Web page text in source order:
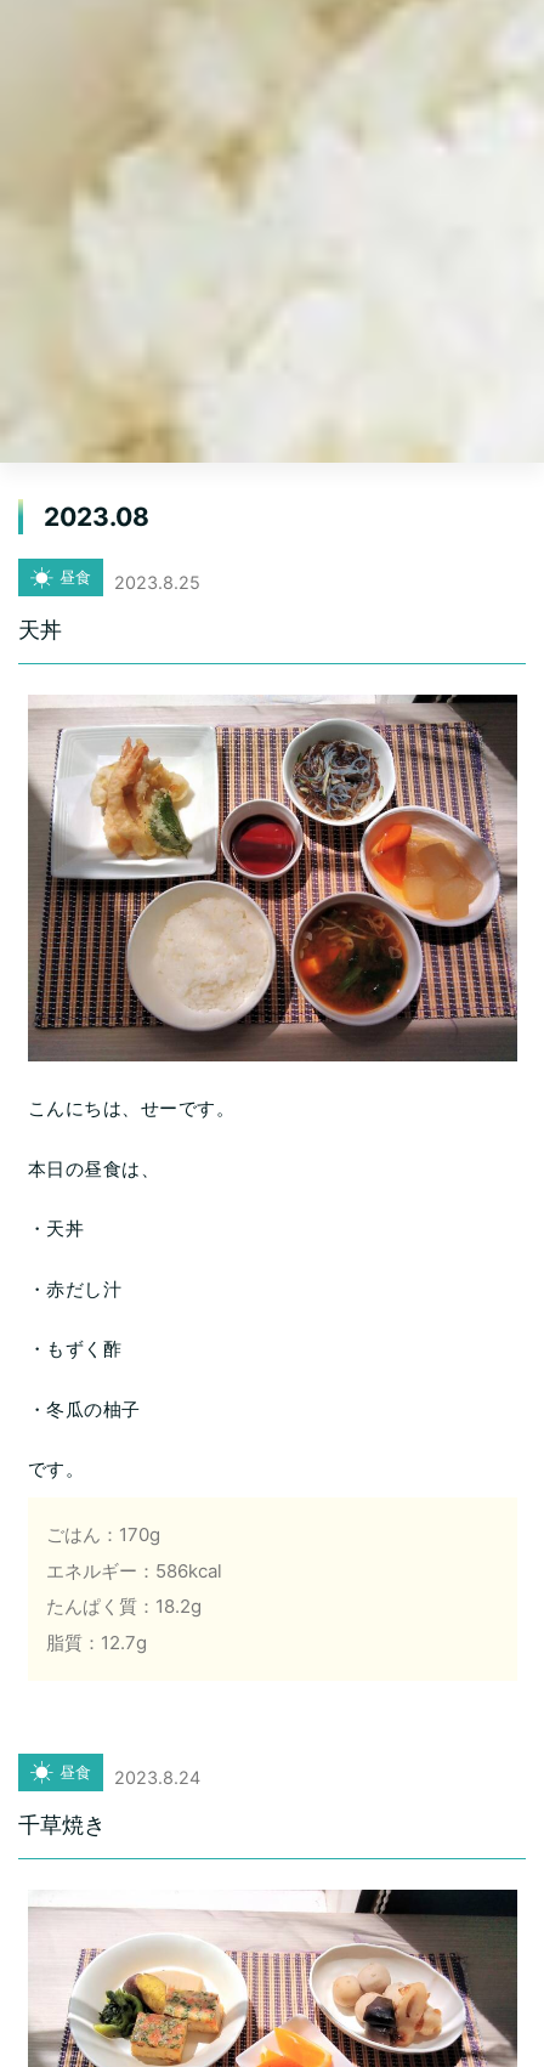
2023.08
昼食 2023.8.25
天丼
こんにちは、せーです。
本日の昼食は、
・天丼
・赤だし汁
・もずく酢
・冬瓜の柚子
です。
ごはん：170g
エネルギー：586kcal
たんぱく質：18.2g
脂質：12.7g
昼食 2023.8.24
千草焼き